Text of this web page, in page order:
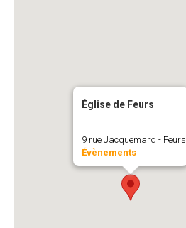
Église de Feurs
9 rue Jacquemard - Feurs
Évènements